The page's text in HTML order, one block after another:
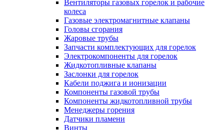
Вентиляторы газовых горелок и рабочие
колеса
Газовые электромагнитные клапаны
Головы сгорания
Жаровые трубы
Запчасти комплектующих для горелок
Электрокомпоненты для горелок
Жидкотопливные клапаны
Заслонки для горелок
Кабели поджига и ионизации
Компоненты газовой трубы
Компоненты жидкотопливной трубы
Менеджеры горения
Датчики пламени
Винты